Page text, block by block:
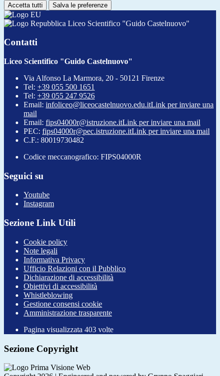
Accetta tutti Salva le preferenze
Liceo Scientifico "Guido Castelnuovo"
Contatti
Liceo Scientifico "Guido Castelnuovo"
Via Alfonso La Marmora, 20 - 50121 Firenze
Tel: +39 055 500 1651
Tel: +39 055 247 9526
Email: infoliceo@liceocastelnuovo.edu.itLink per inviare una
mail
Email: fips04000r@istruzione.itLink per inviare una mail
PEC: fips04000r@pec.istruzione.itLink per inviare una mail
C.F.: 80019730482
Codice meccanografico: FIPS04000R
Seguici su
Youtube
Instagram
Sezione Link Utili
Cookie policy
Note legali
Informativa Privacy
Ufficio Relazioni con il Pubblico
Dichiarazione di accessibilità
Obiettivi di accessibilità
Whistleblowing
Gestione consensi cookie
Amministrazione trasparente
Pagina visualizzata 403 volte
Sezione Copyright